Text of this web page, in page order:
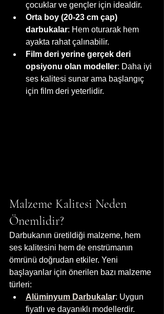
çocuklar ve gençler için idealdir.
Orta boy (20-23 cm çap)
darbukalar: Hem oturarak hem
ayakta rahat çalınabilir.
Film deri yerine gerçek deri
opsiyonu olan modeller: Daha iyi
ses kalitesi sunar ama başlangıç
için film deri yeterlidir.
Malzeme Kalitesi Neden
Önemlidir?
Darbukanın üretildiği malzeme, hem
ses kalitesini hem de enstrümanın
ömrünü doğrudan etkiler. Yeni
başlayanlar için önerilen bazı malzeme
türleri:
Alüminyum Darbukalar: Uygun
fiyatlı ve dayanıklı modellerdir.